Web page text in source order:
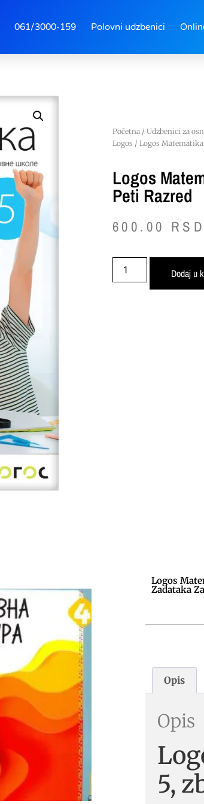
061/3000-159 Polovni udzbenici
Početna/ Udzbenici za
Logos / Logos Matematika
Logos
Peti Razred
600.00 RSD
Dodaj u
Logos
Zadataka
Opis
Opis
5,